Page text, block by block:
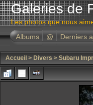
Galeries de
Les photos que nous
Albums
@ Derniers
Accueil > Divers > Subaru